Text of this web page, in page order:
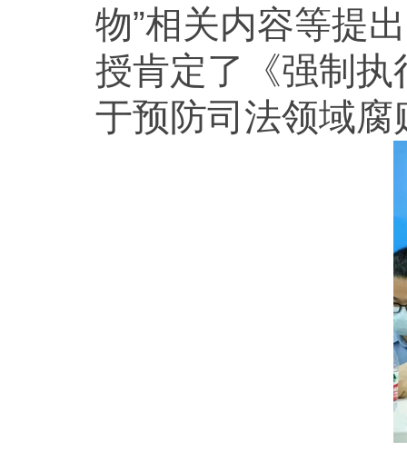
物”相关内容等提
授肯定了《强制
于预防司法领域